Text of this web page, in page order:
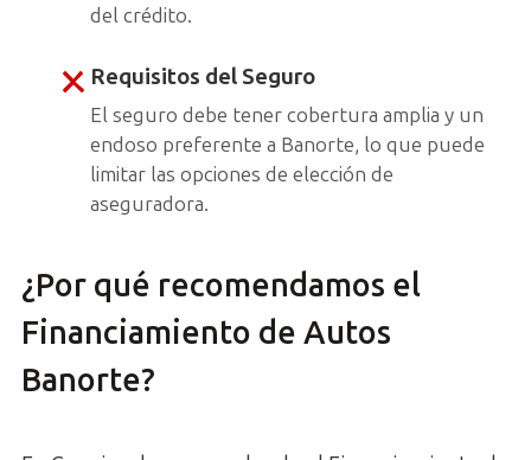
del crédito.
Requisitos del Seguro
El seguro debe tener cobertura amplia y un
endoso preferente a Banorte, lo que puede
limitar las opciones de elección de
aseguradora.
¿Por qué recomendamos el
Financiamiento de Autos
Banorte?